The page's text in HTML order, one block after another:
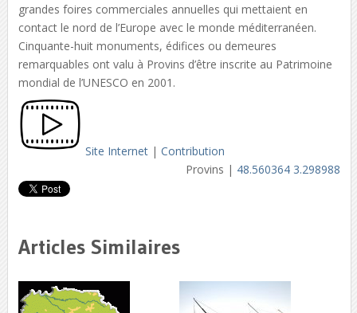
grandes foires commerciales annuelles qui mettaient en
contact le nord de l’Europe avec le monde méditerranéen.
Cinquante-huit monuments, édifices ou demeures
remarquables ont valu à Provins d’être inscrite au Patrimoine
mondial de l’UNESCO en 2001.
Site Internet| Contribution
Provins | 48.560364 3.298988
Articles Similaires